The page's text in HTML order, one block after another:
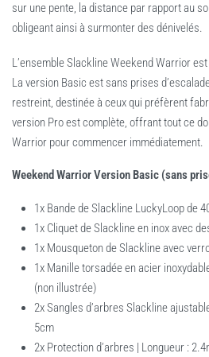
sur une pente, la distance par rapport au
obligeant ainsi à surmonter des dénivelés.
L’ensemble Slackline Weekend Warrior
La version Basic est sans prises
restreint, destinée à ceux qui préfèrent
version Pro est complète, offrant tout ce
Warrior pour commencer immédiatement.
Weekend Warrior Version Basic (sans
1x Bande de Slackline LuckyLoop de
1x Cliquet de Slackline en inox avec
1x Mousqueton de Slackline avec
1x Manille torsadée en acier
(non illustrée)
2x Sangles d’arbres Slackline
5cm
2x Protection d’arbres | Longueur :